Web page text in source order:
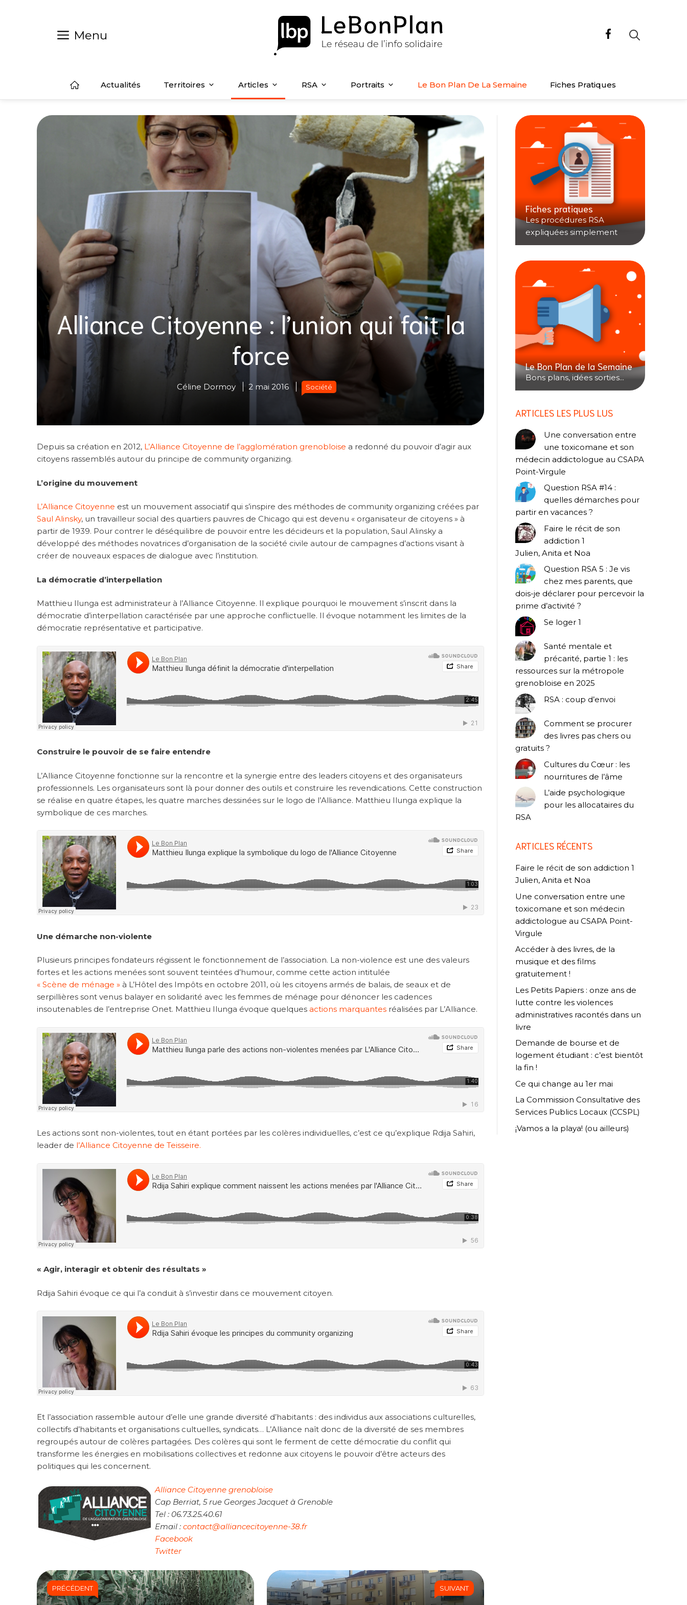
Menu
Actualités Territoires Articles RSA Portraits Le Bon Plan De La Semaine Fiches Pratiques
Alliance Citoyenne : l’union qui fait la
force
Céline Dormoy 2 mai 2016 Société
Depuis sa création en 2012, L’Alliance Citoyenne de l’agglomération grenobloise a redonné du pouvoir d’agir aux
citoyens rassemblés autour du principe de community organizing.
L’origine du mouvement
L’Alliance Citoyenne est un mouvement associatif qui s’inspire des méthodes de community organizing créées par
Saul Alinsky, un travailleur social des quartiers pauvres de Chicago qui est devenu « organisateur de citoyens » à
partir de 1939. Pour contrer le déséquilibre de pouvoir entre les décideurs et la population, Saul Alinsky a
développé des méthodes novatrices d’organisation de la société civile autour de campagnes d’actions visant à
créer de nouveaux espaces de dialogue avec l’institution.
La démocratie d’interpellation
Matthieu Ilunga est administrateur à l’Alliance Citoyenne. Il explique pourquoi le mouvement s’inscrit dans la
démocratie d’interpellation caractérisée par une approche conflictuelle. Il évoque notamment les limites de la
démocratie représentative et participative.
Construire le pouvoir de se faire entendre
L’Alliance Citoyenne fonctionne sur la rencontre et la synergie entre des leaders citoyens et des organisateurs
professionnels. Les organisateurs sont là pour donner des outils et construire les revendications. Cette construction
se réalise en quatre étapes, les quatre marches dessinées sur le logo de l’Alliance. Matthieu Ilunga explique la
symbolique de ces marches.
Une démarche non-violente
Plusieurs principes fondateurs régissent le fonctionnement de l’association. La non-violence est une des valeurs
fortes et les actions menées sont souvent teintées d’humour, comme cette action intitulée
« Scène de ménage » à L’Hôtel des Impôts en octobre 2011, où les citoyens armés de balais, de seaux et de
serpillières sont venus balayer en solidarité avec les femmes de ménage pour dénoncer les cadences
insoutenables de l’entreprise Onet. Matthieu Ilunga évoque quelques actions marquantes réalisées par L’Alliance.
Les actions sont non-violentes, tout en étant portées par les colères individuelles, c’est ce qu’explique Rdija Sahiri,
leader de l’Alliance Citoyenne de Teisseire.
« Agir, interagir et obtenir des résultats »
Rdija Sahiri évoque ce qui l’a conduit à s’investir dans ce mouvement citoyen.
Et l’association rassemble autour d’elle une grande diversité d’habitants : des individus aux associations culturelles,
collectifs d’habitants et organisations cultuelles, syndicats… L’Alliance naît donc de la diversité de ses membres
regroupés autour de colères partagées. Des colères qui sont le ferment de cette démocratie du conflit qui
transforme les énergies en mobilisations collectives et redonne aux citoyens le pouvoir d’être acteurs des
politiques qui les concernent.
Alliance Citoyenne grenobloise
Cap Berriat, 5 rue Georges Jacquet à Grenoble
Tel : 06.73.25.40.61
Email : contact@alliancecitoyenne-38.fr
Facebook
Twitter
PRÉCÉDENT SUIVANT
Fiches pratiques
Les procédures RSA
expliquées simplement
Le Bon Plan de la Semaine
Bons plans, idées sorties...
ARTICLES LES PLUS LUS
Une conversation entre
une toxicomane et son
médecin addictologue au CSAPA
Point-Virgule
Question RSA #14 :
quelles démarches pour
partir en vacances ?
Faire le récit de son
addiction 1
Julien, Anita et Noa
Question RSA 5 : Je vis
chez mes parents, que
dois-je déclarer pour percevoir la
prime d’activité ?
Se loger 1
Santé mentale et
précarité, partie 1 : les
ressources sur la métropole
grenobloise en 2025
RSA : coup d’envoi
Comment se procurer
des livres pas chers ou
gratuits ?
Cultures du Cœur : les
nourritures de l’âme
L’aide psychologique
pour les allocataires du
RSA
ARTICLES RÉCENTS
Faire le récit de son addiction 1
Julien, Anita et Noa
Une conversation entre une
toxicomane et son médecin
addictologue au CSAPA Point-
Virgule
Accéder à des livres, de la
musique et des films
gratuitement !
Les Petits Papiers : onze ans de
lutte contre les violences
administratives racontés dans un
livre
Demande de bourse et de
logement étudiant : c’est bientôt
la fin !
Ce qui change au 1er mai
La Commission Consultative des
Services Publics Locaux (CCSPL)
¡Vamos a la playa! (ou ailleurs)